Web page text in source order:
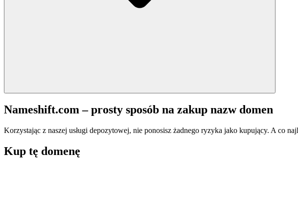
Nameshift.com – prosty sposób na zakup nazw domen
Korzystając z naszej usługi depozytowej, nie ponosisz żadnego ryzyka jako kupujący. A co
Kup tę domenę